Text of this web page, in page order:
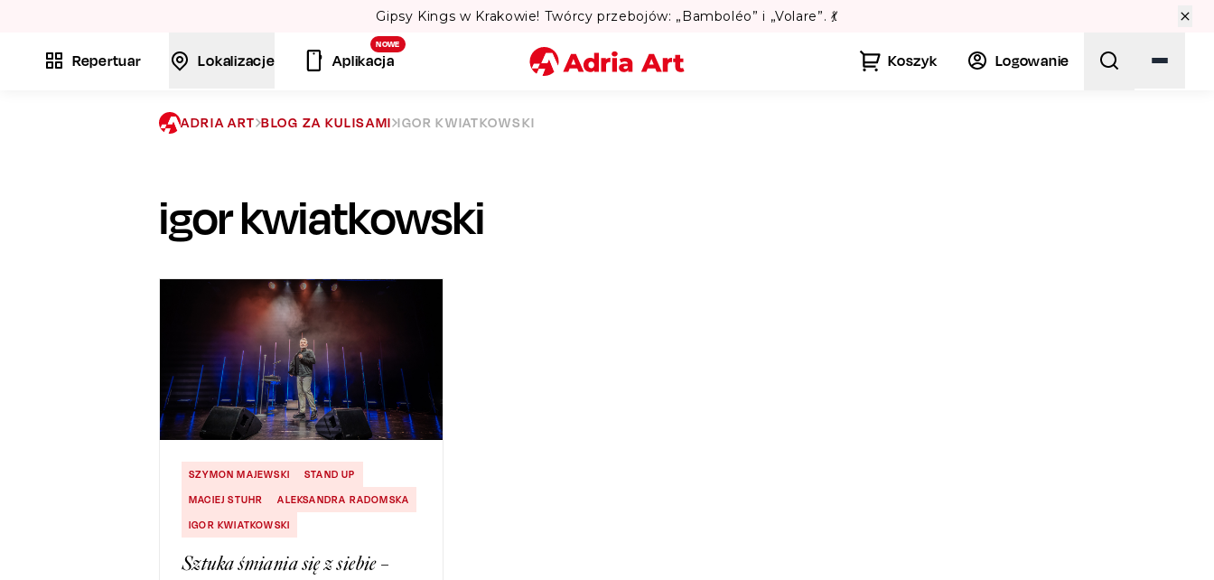
Gipsy Kings w Krakowie! Twórcy przebojów: „Bamboléo” i „Volare”. 💃
Repertuar Lokalizacje
NOWE
Aplikacja Koszyk Logowanie
ADRIA ART BLOG ZA KULISAMI IGOR KWIATKOWSKI
igor kwiatkowski
SZYMON MAJEWSKI
STAND UP
MACIEJ STUHR
ALEKSANDRA RADOMSKA
IGOR KWIATKOWSKI
Sztuka śmiania się z siebie –